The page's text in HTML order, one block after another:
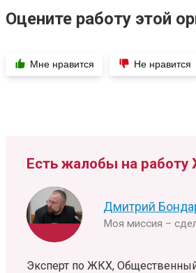
Оцените работу этой
Мне нравится Не нравится
Есть жалобы на
Дмитрий
Моя миссия –
Эксперт по ЖКХ,